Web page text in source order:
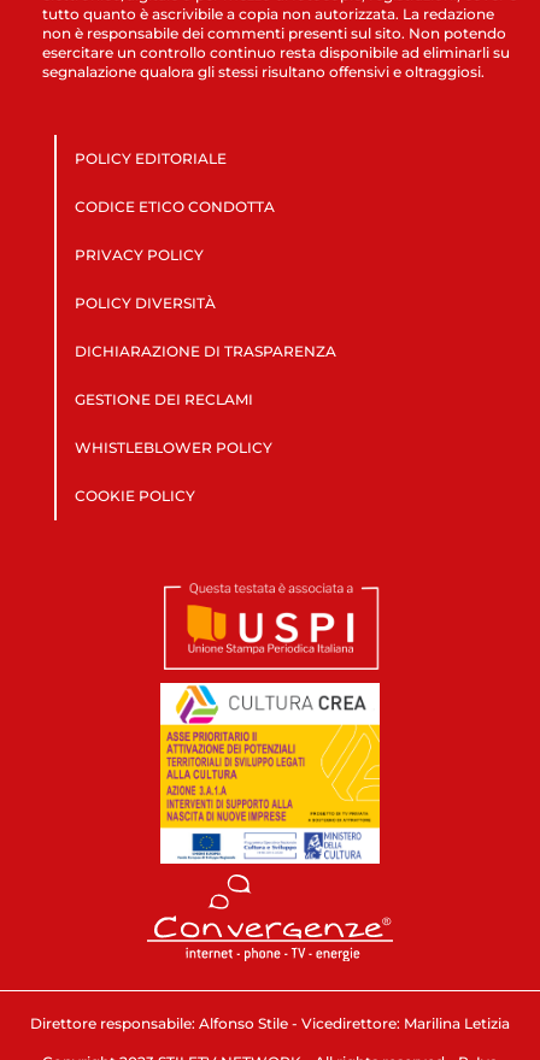
tutto quanto è ascrivibile a copia non autorizzata. La redazione
non è responsabile dei commenti presenti sul sito. Non potendo
esercitare un controllo continuo resta disponibile ad eliminarli su
segnalazione qualora gli stessi risultano offensivi e oltraggiosi.
POLICY EDITORIALE
CODICE ETICO CONDOTTA
PRIVACY POLICY
POLICY DIVERSITÀ
DICHIARAZIONE DI TRASPARENZA
GESTIONE DEI RECLAMI
WHISTLEBLOWER POLICY
COOKIE POLICY
Direttore responsabile: Alfonso Stile - Vicedirettore: Marilina Letizia